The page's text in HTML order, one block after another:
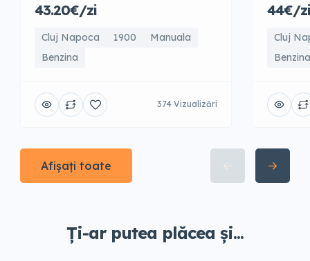
43.20€/zi
Cluj Napoca 1900
Manuala
Benzina
374 Vizualizări
44€/zi
Cluj
Benzina
Afișați toate
Ți-ar putea plăcea și...